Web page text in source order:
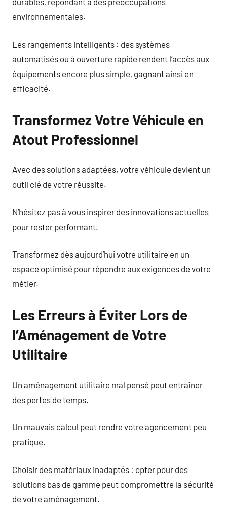
environnementales.
Les rangements intelligents : des systèmes
automatisés ou à ouverture rapide rendent l’accès aux
équipements encore plus simple, gagnant ainsi en
efficacité.
Transformez Votre Véhicule en
Atout Professionnel
Avec des solutions adaptées, votre véhicule devient un
outil clé de votre réussite.
N’hésitez pas à vous inspirer des innovations actuelles
pour rester performant.
Transformez dès aujourd’hui votre utilitaire en un
espace optimisé pour répondre aux exigences de votre
métier.
Les Erreurs à Éviter Lors de
l’Aménagement de Votre
Utilitaire
Un aménagement utilitaire mal pensé peut entraîner
des pertes de temps.
Un mauvais calcul peut rendre votre agencement peu
pratique.
Choisir des matériaux inadaptés : opter pour des
solutions bas de gamme peut compromettre la sécurité
de votre aménagement.